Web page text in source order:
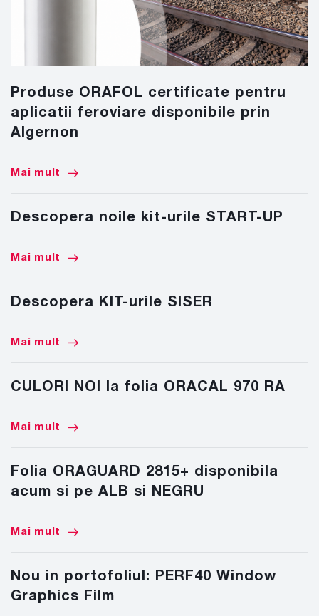
Produse ORAFOL certificate pentru
aplicatii feroviare disponibile prin
Algernon
Mai mult
Descopera noile kit-urile START-UP
Mai mult
Descopera KIT-urile SISER
Mai mult
CULORI NOI la folia ORACAL 970 RA
Mai mult
Folia ORAGUARD 2815+ disponibila
acum si pe ALB si NEGRU
Mai mult
Nou in portofoliul: PERF40 Window
Graphics Film